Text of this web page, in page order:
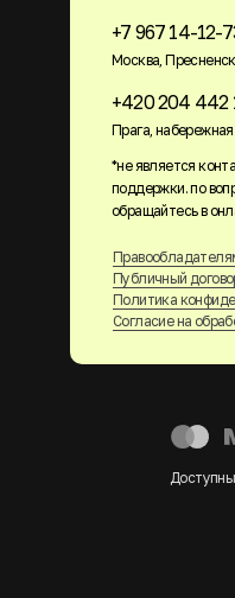
+7 967 14-12-
Москва,
+420 204 442
Прага,
Публичный
Политика
Согласие на
Доступны
*не является
поддержки. по
обращайтесь в